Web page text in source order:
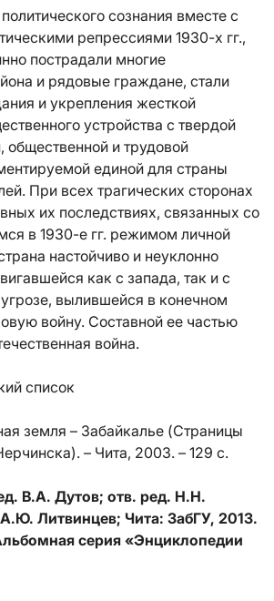
сознания вместе с
репрессиями 1930-х гг.,
пострадали многие
и рядовые граждане, стали
и укрепления жесткой
устройства с твердой
общественной и трудовой
единой для страны
При всех трагических сторонах
их последствиях, связанных со
в 1930-е гг. режимом личной
настойчиво и неуклонно
как с запада, так и с
вылившейся в конечном
войну. Составной ее частью
война.
список
земля – Забайкалье (Страницы
– Чита, 2003. – 129 с.
В.А. Дутов; отв. ред. Н.Н.
Литвинцев; Чита: ЗабГУ, 2013.
серия «Энциклопедии